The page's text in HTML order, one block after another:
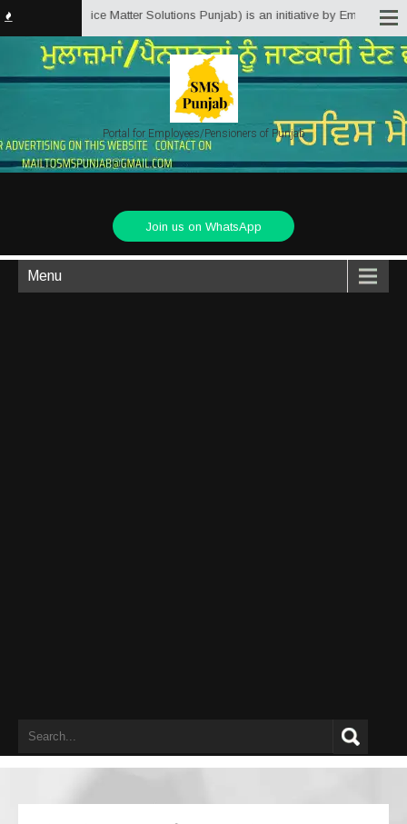
(Service Matter Solutions Punjab) is an initiative by Employees/
Portal for Employees/Pensioners of Punjab
Join us on WhatsApp
Menu